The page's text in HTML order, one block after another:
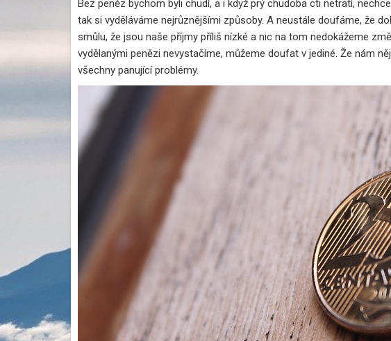
Bez peněz bychom byli chudí, a i když prý chudoba cti netratí,
tak si vyděláváme nejrůznějšími způsoby. A neustále doufáme, že
smůlu, že jsou naše příjmy příliš nízké a nic na tom nedokážeme
vydělanými penězi nevystačíme, můžeme doufat v jediné. Že nám
všechny panující problémy.